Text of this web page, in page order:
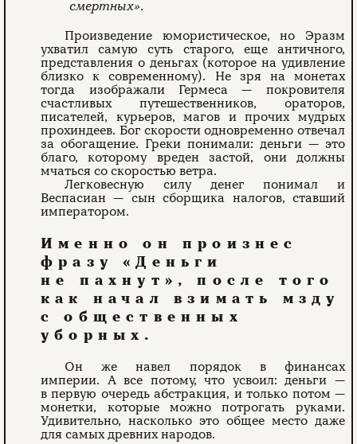
смертных».
Произведение юмористическое, но Эразм
ухватил самую суть старого, еще античного,
представления о деньгах (которое на удивление
близко к современному). Не зря на монетах
тогда изображали Гермеса — покровителя
счастливых путешественников, ораторов,
писателей, курьеров, магов и прочих мудрых
прохиндеев. Бог скорости одновременно отвечал
за обогащение. Греки понимали: деньги — это
благо, которому вреден застой, они должны
мчаться со скоростью ветра.
Легковесную силу денег понимал и
Веспасиан — сын сборщика налогов, ставший
императором.
Именно он произнес
фразу «Деньги
не пахнут», после того
как начал взимать мзду
с общественных
уборных.
Он же навел порядок в финансах
империи. А все потому, что усвоил: деньги —
в первую очередь абстракция, и только потом —
монетки, которые можно потрогать руками.
Удивительно, насколько это общее место даже
для самых древних народов.